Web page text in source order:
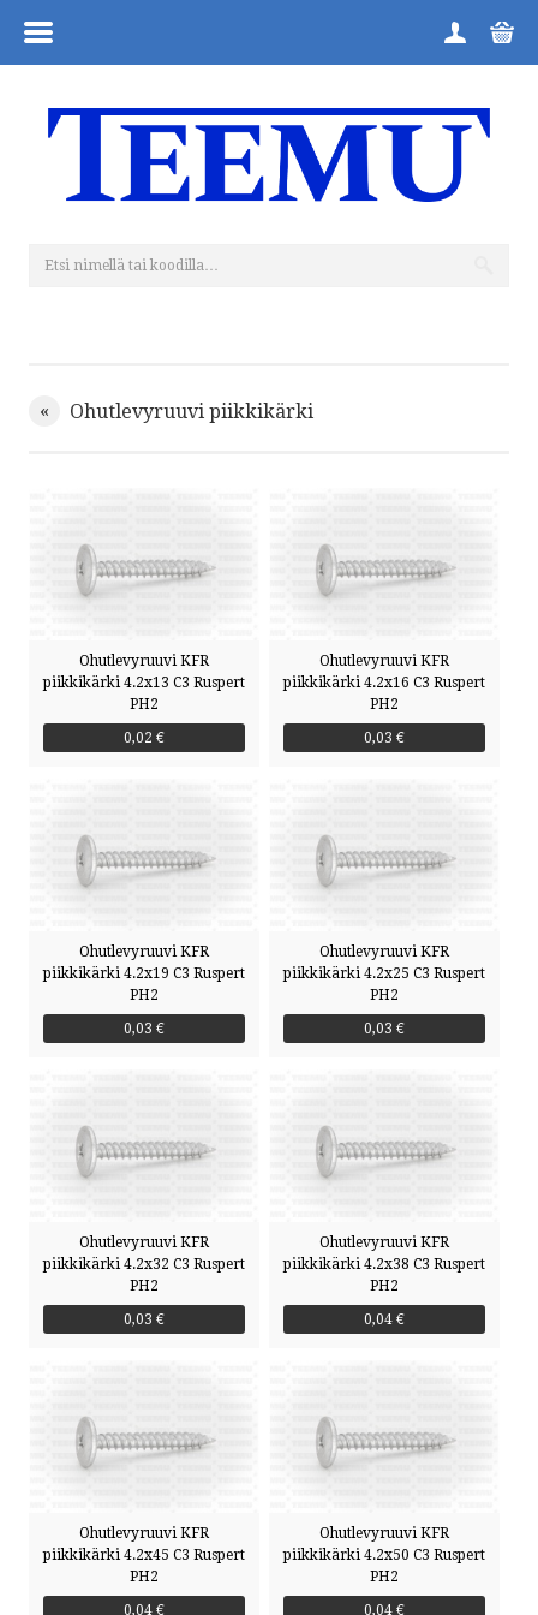
TIETOSUOJAKÄYTÄNTÖ
OTA YHTEYTTÄ
« Ohutlevyruuvi piikkikärki
Ohutlevyruuvi KFR
piikkikärki 4.2x13 C3 Ruspert
PH2
0,02 €
Ohutlevyruuvi KFR
piikkikärki 4.2x16 C3 Ruspert
PH2
0,03 €
Ohutlevyruuvi KFR
piikkikärki 4.2x19 C3 Ruspert
PH2
0,03 €
Ohutlevyruuvi KFR
piikkikärki 4.2x25 C3 Ruspert
PH2
0,03 €
Ohutlevyruuvi KFR
piikkikärki 4.2x32 C3 Ruspert
PH2
0,03 €
Ohutlevyruuvi KFR
piikkikärki 4.2x38 C3 Ruspert
PH2
0,04 €
Ohutlevyruuvi KFR
piikkikärki 4.2x45 C3 Ruspert
PH2
0,04 €
Ohutlevyruuvi KFR
piikkikärki 4.2x50 C3 Ruspert
PH2
0,04 €